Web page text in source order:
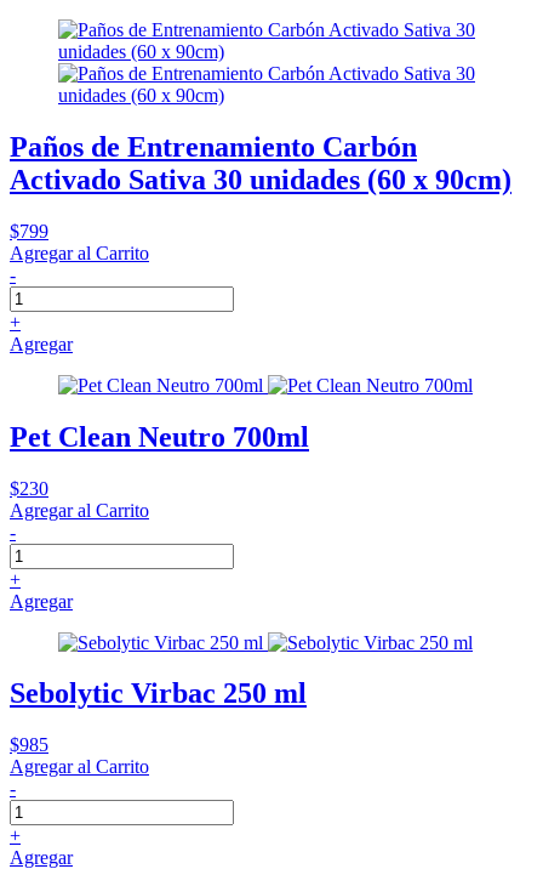
Paños de Entrenamiento Carbón
Activado Sativa 30 unidades (60 x 90cm)
$799
Agregar al Carrito
-
+
Agregar
Pet Clean Neutro 700ml
$230
Agregar al Carrito
-
+
Agregar
Sebolytic Virbac 250 ml
$985
Agregar al Carrito
-
+
Agregar